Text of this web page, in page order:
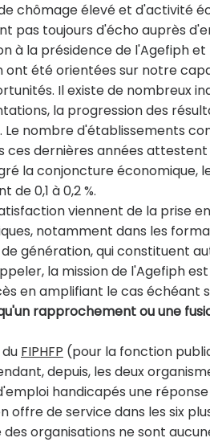
chômage élevé et d'activité
pas toujours d'écho auprès
à la présidence de l'Agefiph
ont été orientées sur notre
Il existe de nombreux
la progression des
nombre d'établissements
ces dernières années
la conjoncture économique,
0,1 à 0,2 %.
viennent de la prise
notamment dans les
génération, qui constituent
la mission de l'Agefiph
en amplifiant le cas échéant
rapprochement ou une
FIPHFP (pour la fonction
depuis, les deux
handicapés une
offre de service dans les six
organisations ne sont